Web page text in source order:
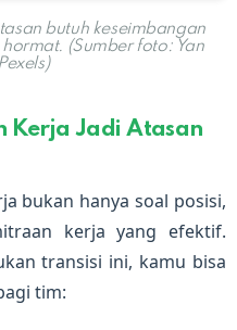
butuh keseimbangan
(Sumber foto: Yan
Kerja Jadi Atasan
bukan hanya soal posisi,
kerja yang efektif.
transisi ini, kamu bisa
tim: